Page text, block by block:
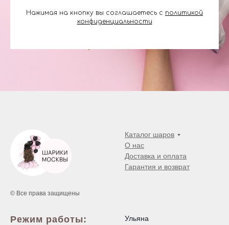
Нажимая на кнопку вы соглашаетесь с политикой
конфиденциальности
© Все права защищены
Каталог шаров
О нас
Доставка и оплата
Гарантия и возврат
Режим работы: Ульяна